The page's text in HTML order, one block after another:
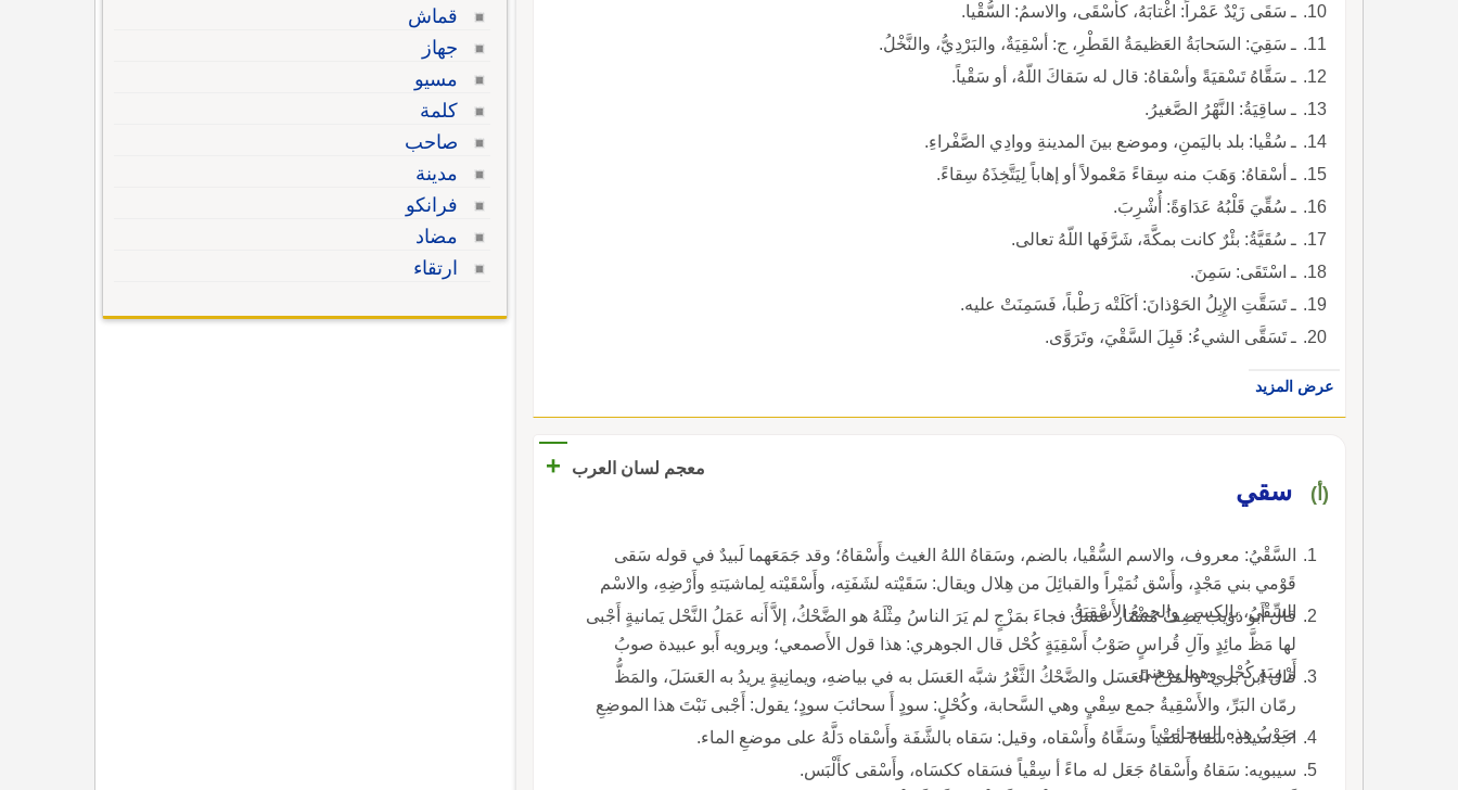
ـ سَقَى زَيْدٌ عَمْراً: اغْتابَهُ، كأسْقَى، والاسمُ: السُّقْيا.
ـ سَقِيَ: السَحابَةُ العَظيمَةُ القَطْرِ، ج: أسْقِيَةٌ، والبَرْدِيُّ، والنَّخْلُ.
ـ سَقَّاهُ تَسْقيَةً وأسْقاهُ: قال له سَقاكَ اللّهُ، أو سَقْياً.
ـ ساقِيَةُ: النَّهْرُ الصَّغيرُ.
ـ سُقْيا: بلد باليَمنِ، وموضع بينَ المدينةِ ووادِي الصَّفْراءِ.
ـ أسْقاهُ: وَهَبَ منه سِقاءً مَعْمولاً أو إهاباً لِيَتَّخِذَهُ سِقاءً.
ـ سُقِّيَ قَلْبُهُ عَدَاوَةً: أُشْرِبَ.
ـ سُقَيَّةُ: بئْرٌ كانت بمكَّةَ، شَرَّفَها اللّهُ تعالى.
ـ اسْتَقَى: سَمِنَ.
ـ تَسَقَّتِ الإِبِلُ الحَوْذانَ: أكَلَتْه رَطْباً، فَسَمِنَتْ عليه.
ـ تَسَقَّى الشيءُ: قَبِلَ السَّقْيَ، وتَرَوَّى.
عرض المزيد
معجم لسان العرب +
(أ) سقي
السَّقْيُ: معروف، والاسم السُّقْيا، بالضم، وسَقاهُ اللهُ الغيث وأَسْقاهُ؛ وقد جَمَعَهما لَبيدٌ في قوله سَقى
قَوْمي بني مَجْدٍ، وأَسْق نُمَيْراً والقبائِلَ من هِلال ويقال: سَقَيْته لشَفَتِه، وأَسْقَيْته لِماشيَتهِ وأَرْضِهِ، والاسْم
السِّقْيُ، بالكسر، والجمعُ الأَسْقِيَةُ.
قال أَبو ذؤيب يَصِفُ مُشْتار عَسَل فجاءَ بمَزْجٍ لم يَرَ الناسُ مِثْلَهُ هو الضَّحْكُ، إلاَّ أَنه عَمَلُ النَّحْل يَمانيةٍ أَجْبى
لها مَظَّ مائِدٍ وآلِ قُراسٍ صَوْبُ أَسْقِيَةٍ كُحْل قال الجوهري: هذا قول الأَصمعي؛ ويرويه أَبو عبيدة صوبُ
أَرْمِيَةٍ كُحْل وهما بمعنىً.
قال ابن بري: والمَزْجُ العَسَل والضَّحْكُ الثَّغْرُ شبَّه العَسَل به في بياضهِ، ويمانِيةٍ يريدُ به العَسَلَ، والمَظُّ
رمّان البَرِّ، والأَسْقِيةُ جمع سِقْيٍ وهي السَّحابة، وكُحْلٍ: سودٍ أَ سحائبَ سودٍ؛ يقول: أَجْبى نَبْتَ هذا الموضِعِ
صَوْبُ هذه السحائب.
اب سيده: سَقاهُ سََقْياً وسَقَّاهُ وأَسْقاه، وقيل: سَقاه بالشَّفَة وأَسْقاه دَلَّهُ على موضعِ الماء.
سيبويه: سَقاهُ وأَسْقاهُ جَعَل له ماءً أ سِقْياً فسَقاه ككسَاه، وأَسْقى كأَلْبَس.
قماش
جهاز
مسيو
كلمة
صاحب
مدينة
فرانكو
مضاد
ارتقاء